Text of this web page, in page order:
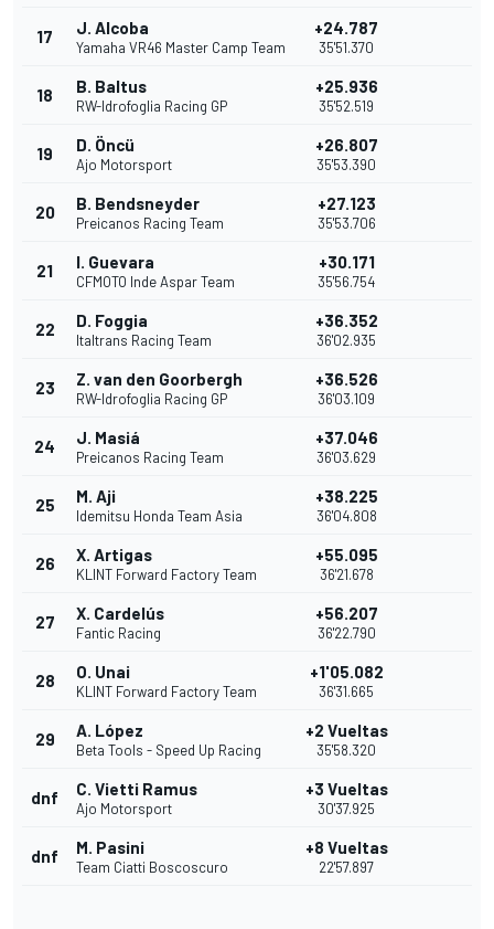
17 J. Alcoba
Yamaha VR46 Master Camp Team
+24.787
35'51.370
18 B. Baltus
RW-Idrofoglia Racing GP
+25.936
35'52.519
19 D. Öncü
Ajo Motorsport
+26.807
35'53.390
20 B. Bendsneyder
Preicanos Racing Team
+27.123
35'53.706
21 I. Guevara
CFMOTO Inde Aspar Team
+30.171
35'56.754
22 D. Foggia
Italtrans Racing Team
+36.352
36'02.935
23 Z. van den Goorbergh
RW-Idrofoglia Racing GP
+36.526
36'03.109
24 J. Masiá
Preicanos Racing Team
+37.046
36'03.629
25 M. Aji
Idemitsu Honda Team Asia
+38.225
36'04.808
26 X. Artigas
KLINT Forward Factory Team
+55.095
36'21.678
27 X. Cardelús
Fantic Racing
+56.207
36'22.790
28 O. Unai
KLINT Forward Factory Team
+1'05.082
36'31.665
29 A. López
Beta Tools - Speed Up Racing
+2 Vueltas
35'58.320
dnf C. Vietti Ramus
Ajo Motorsport
+3 Vueltas
30'37.925
dnf M. Pasini
Team Ciatti Boscoscuro
+8 Vueltas
22'57.897